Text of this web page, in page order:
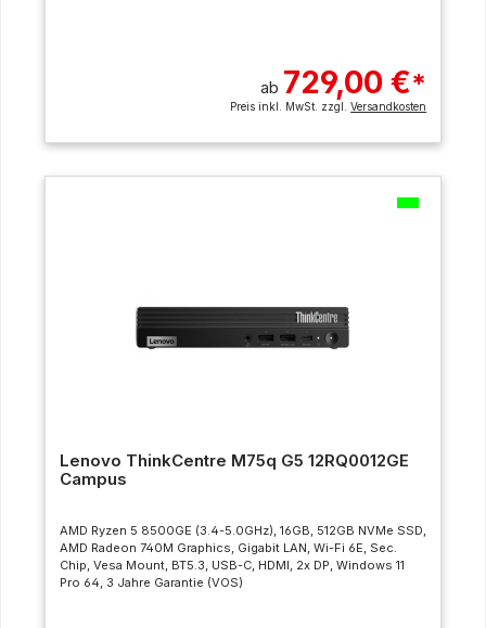
ab 729,00 €*
Preis inkl. MwSt. zzgl.Versandkosten
Lenovo ThinkCentre M75q G5 12RQ0012GE
Campus
AMD Ryzen 5 8500GE (3.4-5.0GHz), 16GB, 512GB NVMe SSD,
AMD Radeon 740M Graphics, Gigabit LAN, Wi-Fi 6E, Sec.
Chip, Vesa Mount, BT5.3, USB-C, HDMI, 2x DP, Windows 11
Pro 64, 3 Jahre Garantie (VOS)